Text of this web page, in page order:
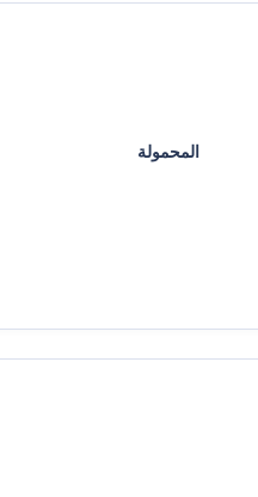
المحمولة